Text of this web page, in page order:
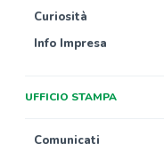
Curiosità
Info Impresa
UFFICIO STAMPA
Comunicati